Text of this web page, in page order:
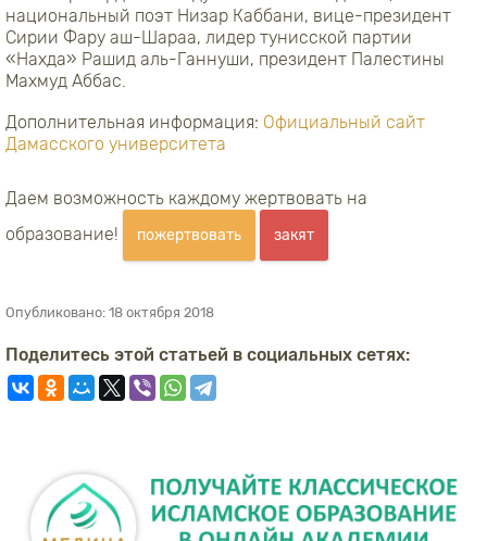
национальный поэт Низар Каббани, вице-президент
Сирии Фару аш-Шараа, лидер тунисской партии
«Нахда» Рашид аль-Ганнуши, президент Палестины
Махмуд Аббас.
Дополнительная информация: Официальный сайт
Дамасского университета
Даем возможность каждому жертвовать на
образование!
пожертвовать закят
Опубликовано: 18 октября 2018
Поделитесь этой статьей в социальных сетях: